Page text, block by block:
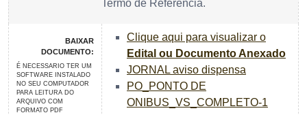
Termo de Referência.
BAIXAR
DOCUMENTO:
É NECESSARIO TER UM
SOFTWARE INSTALADO
NO SEU COMPUTADOR
PARA LEITURA DO
ARQUIVO COM
FORMATO PDF
Clique aqui para visualizar o
Edital ou Documento Anexado
JORNAL aviso dispensa
PO_PONTO DE
ONIBUS_VS_COMPLETO-1